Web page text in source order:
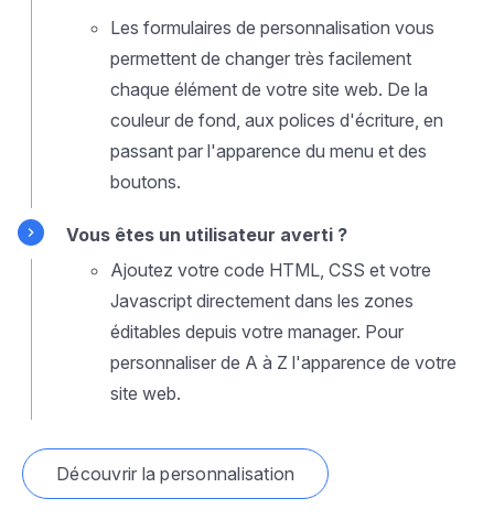
Les formulaires de personnalisation vous
permettent de changer très facilement
chaque élément de votre site web. De la
couleur de fond, aux polices d'écriture, en
passant par l'apparence du menu et des
boutons.
Vous êtes un utilisateur averti ?
Ajoutez votre code HTML, CSS et votre
Javascript directement dans les zones
éditables depuis votre manager. Pour
personnaliser de A à Z l'apparence de votre
site web.
Découvrir la personnalisation